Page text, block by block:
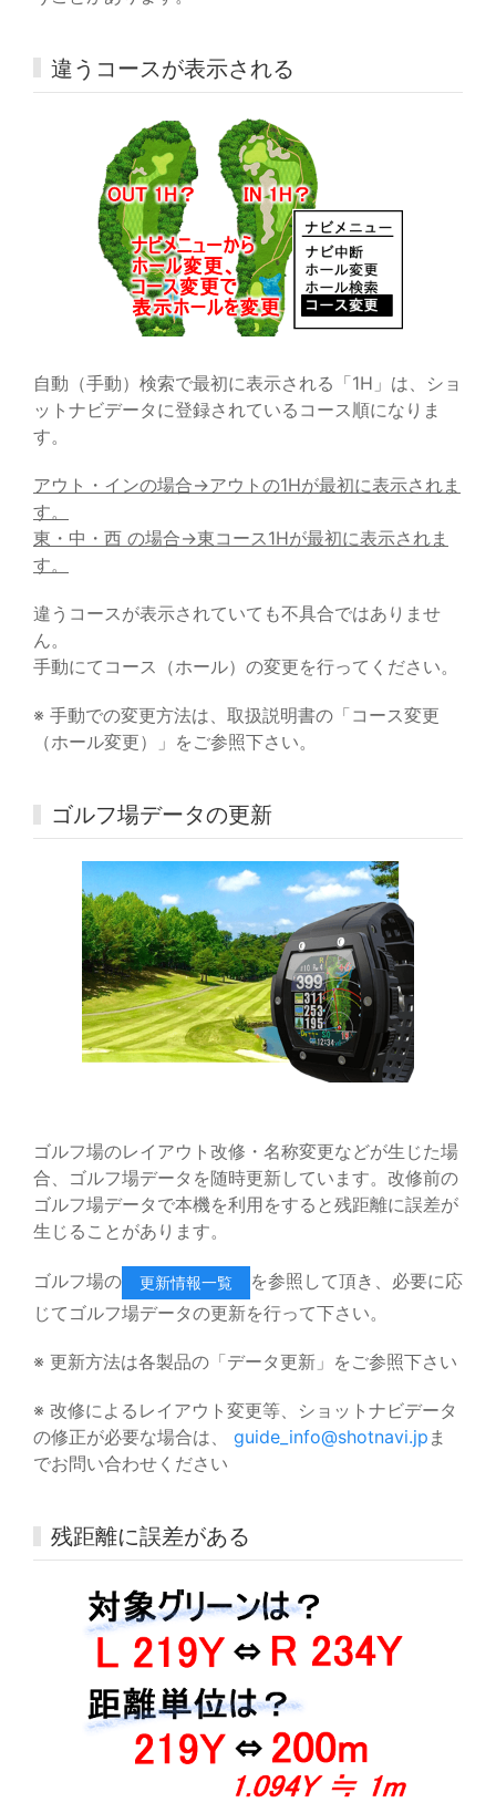
違うコースが表示される
自動（手動）検索で最初に表示される「1H」は、ショ
ットナビデータに登録されているコース順になりま
す。
アウト・インの場合→アウトの1Hが最初に表示されま
す。
東・中・西 の場合→東コース1Hが最初に表示されま
す。
違うコースが表示されていても不具合ではありませ
ん。
手動にてコース（ホール）の変更を行ってください。
※ 手動での変更方法は、取扱説明書の「コース変更
（ホール変更）」をご参照下さい。
ゴルフ場データの更新
ゴルフ場のレイアウト改修・名称変更などが生じた場
合、ゴルフ場データを随時更新しています。改修前の
ゴルフ場データで本機を利用をすると残距離に誤差が
生じることがあります。
ゴルフ場の 更新情報一覧
を参照して頂き、必要に応
じてゴルフ場データの更新を行って下さい。
※ 更新方法は各製品の「データ更新」をご参照下さい
※ 改修によるレイアウト変更等、ショットナビデータ
の修正が必要な場合は、 guide_info@shotnavi.jp ま
でお問い合わせください
残距離に誤差がある